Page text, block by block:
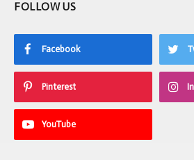
FOLLOW US
Facebook
Pinterest
YouTube